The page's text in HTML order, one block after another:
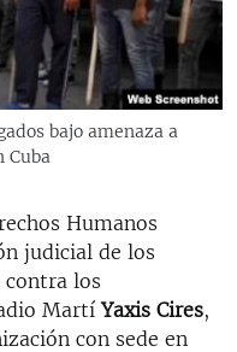
CUBA
LATINA
bajo amenaza a
Cuba
Humanos
judicial de los
contra los
Martí Yaxis Cires,
con sede en